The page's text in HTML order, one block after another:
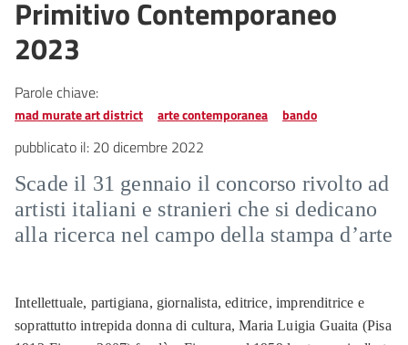
Primitivo Contemporaneo
2023
Parole chiave:
mad murate art district arte contemporanea bando
pubblicato il: 20 dicembre 2022
Scade il 31 gennaio il concorso rivolto ad
artisti italiani e stranieri che si dedicano
alla ricerca nel campo della stampa d’arte
Intellettuale, partigiana, giornalista, editrice, imprenditrice e
soprattutto intrepida donna di cultura, Maria Luigia Guaita (Pisa